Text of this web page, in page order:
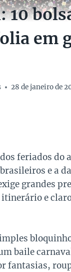
10
em
28 de janeiro de
feriados do
e a
grandes
itinerário e
baile
fantasias,